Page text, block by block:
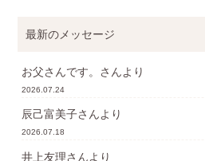
最新のメッセージ
お父さんです。 さんより
2026.07.24
辰己富美子さんより
2026.07.18
井上友理さんより